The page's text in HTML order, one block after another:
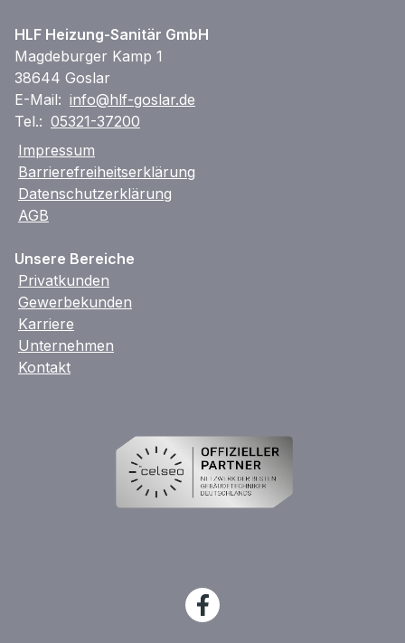
HLF Heizung-Sanitär GmbH
Magdeburger Kamp 1
38644 Goslar
E-Mail: info@hlf-goslar.de
Tel.: 05321-37200
Impressum
Barrierefreiheitserklärung
Datenschutzerklärung
AGB
Unsere Bereiche
Privatkunden
Gewerbekunden
Karriere
Unternehmen
Kontakt